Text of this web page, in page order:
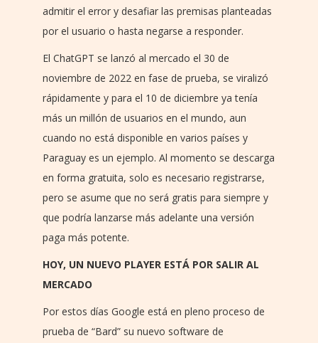
admitir el error y desafiar las premisas planteadas
por el usuario o hasta negarse a responder.
El ChatGPT se lanzó al mercado el 30 de
noviembre de 2022 en fase de prueba, se viralizó
rápidamente y para el 10 de diciembre ya tenía
más un millón de usuarios en el mundo, aun
cuando no está disponible en varios países y
Paraguay es un ejemplo. Al momento se descarga
en forma gratuita, solo es necesario registrarse,
pero se asume que no será gratis para siempre y
que podría lanzarse más adelante una versión
paga más potente.
HOY, UN NUEVO PLAYER ESTÁ POR SALIR AL
MERCADO
Por estos días Google está en pleno proceso de
prueba de “Bard” su nuevo software de